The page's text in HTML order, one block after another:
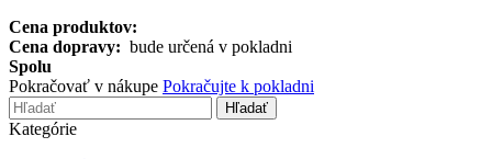
Cena produktov:
Cena dopravy: bude určená v pokladni
Spolu
Pokračovať v nákupe Pokračujte k pokladni
Hľadať
Kategórie